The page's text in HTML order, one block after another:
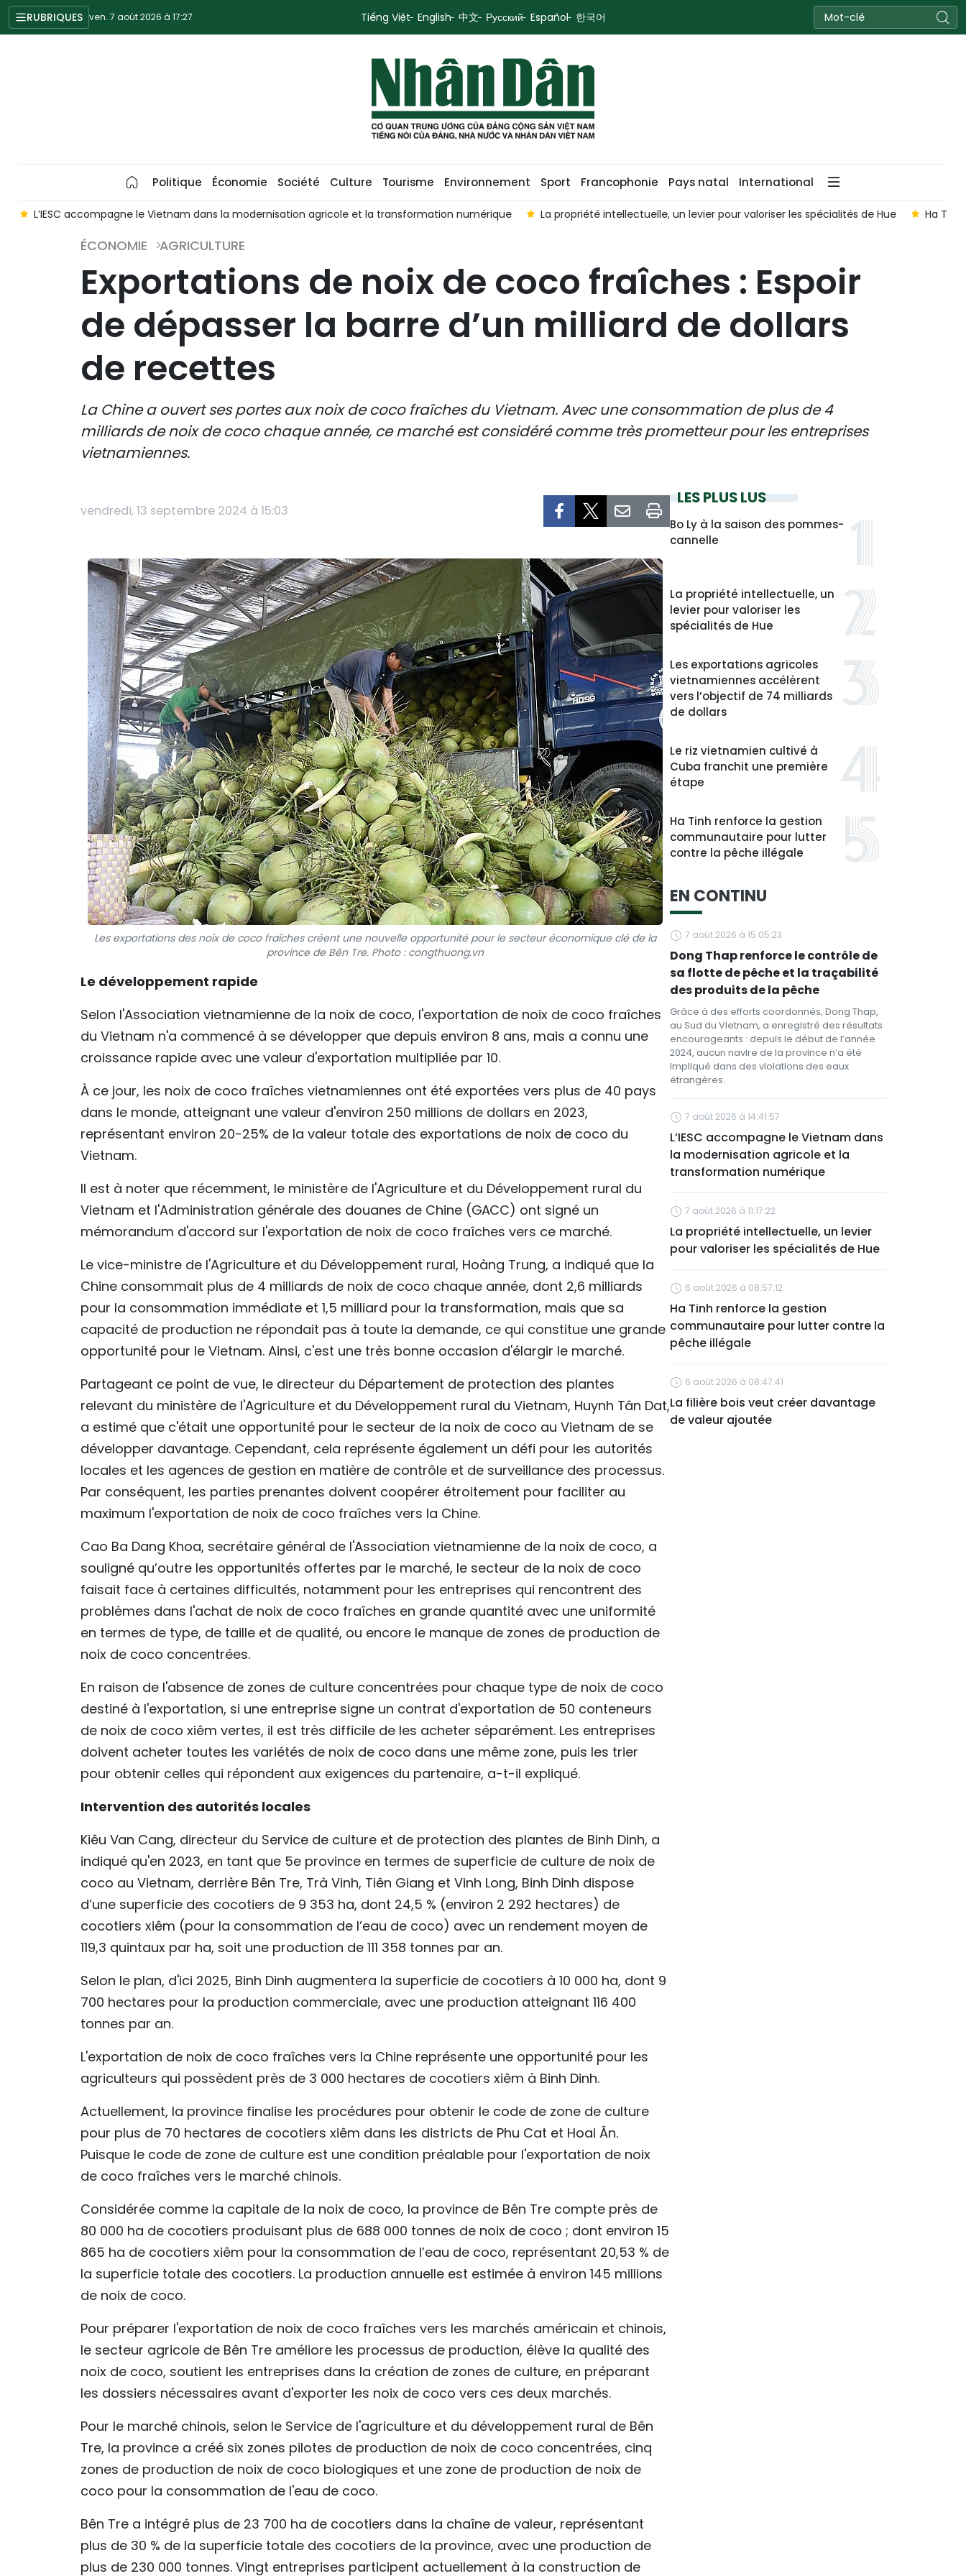
RUBRIQUES ven. 7 août 2026 à 17:27 Tiếng Việt English 中文 Русский Español 한국어
Politique Économie Société Culture Tourisme Environnement Sport Francophonie Pays natal International
L’IESC accompagne le Vietnam dans la modernisation agricole et la transformation numérique La propriété intellectuelle, un levier pour valoriser les spécialités de Hue Ha
ÉCONOMIE AGRICULTURE
Exportations de noix de coco fraîches : Espoir
de dépasser la barre d’un milliard de dollars
de recettes
La Chine a ouvert ses portes aux noix de coco fraîches du Vietnam. Avec une consommation de plus de 4
milliards de noix de coco chaque année, ce marché est considéré comme très prometteur pour les entreprises
vietnamiennes.
vendredi, 13 septembre 2024 à 15:03
Les exportations des noix de coco fraîches créent une nouvelle opportunité pour le secteur économique clé de la
province de Bên Tre. Photo : congthuong.vn
Le développement rapide
Selon l'Association vietnamienne de la noix de coco, l'exportation de noix de coco fraîches
du Vietnam n'a commencé à se développer que depuis environ 8 ans, mais a connu une
croissance rapide avec une valeur d'exportation multipliée par 10.
À ce jour, les noix de coco fraîches vietnamiennes ont été exportées vers plus de 40 pays
dans le monde, atteignant une valeur d'environ 250 millions de dollars en 2023,
représentant environ 20-25% de la valeur totale des exportations de noix de coco du
Vietnam.
Il est à noter que récemment, le ministère de l'Agriculture et du Développement rural du
Vietnam et l'Administration générale des douanes de Chine (GACC) ont signé un
mémorandum d'accord sur l'exportation de noix de coco fraîches vers ce marché.
Le vice-ministre de l'Agriculture et du Développement rural, Hoàng Trung, a indiqué que la
Chine consommait plus de 4 milliards de noix de coco chaque année, dont 2,6 milliards
pour la consommation immédiate et 1,5 milliard pour la transformation, mais que sa
capacité de production ne répondait pas à toute la demande, ce qui constitue une grande
opportunité pour le Vietnam. Ainsi, c'est une très bonne occasion d'élargir le marché.
Partageant ce point de vue, le directeur du Département de protection des plantes
relevant du ministère de l'Agriculture et du Développement rural du Vietnam, Huynh Tân Dat,
a estimé que c'était une opportunité pour le secteur de la noix de coco au Vietnam de se
développer davantage. Cependant, cela représente également un défi pour les autorités
locales et les agences de gestion en matière de contrôle et de surveillance des processus.
Par conséquent, les parties prenantes doivent coopérer étroitement pour faciliter au
maximum l'exportation de noix de coco fraîches vers la Chine.
Cao Ba Dang Khoa, secrétaire général de l'Association vietnamienne de la noix de coco, a
souligné qu’outre les opportunités offertes par le marché, le secteur de la noix de coco
faisait face à certaines difficultés, notamment pour les entreprises qui rencontrent des
problèmes dans l'achat de noix de coco fraîches en grande quantité avec une uniformité
en termes de type, de taille et de qualité, ou encore le manque de zones de production de
noix de coco concentrées.
En raison de l'absence de zones de culture concentrées pour chaque type de noix de coco
destiné à l'exportation, si une entreprise signe un contrat d'exportation de 50 conteneurs
de noix de coco xiêm vertes, il est très difficile de les acheter séparément. Les entreprises
doivent acheter toutes les variétés de noix de coco dans une même zone, puis les trier
pour obtenir celles qui répondent aux exigences du partenaire, a-t-il expliqué.
Intervention des autorités locales
Kiêu Van Cang, directeur du Service de culture et de protection des plantes de Binh Dinh, a
indiqué qu'en 2023, en tant que 5e province en termes de superficie de culture de noix de
coco au Vietnam, derrière Bên Tre, Trà Vinh, Tiên Giang et Vinh Long, Binh Dinh dispose
d’une superficie des cocotiers de 9 353 ha, dont 24,5 % (environ 2 292 hectares) de
cocotiers xiêm (pour la consommation de l’eau de coco) avec un rendement moyen de
119,3 quintaux par ha, soit une production de 111 358 tonnes par an.
Selon le plan, d'ici 2025, Binh Dinh augmentera la superficie de cocotiers à 10 000 ha, dont 9
700 hectares pour la production commerciale, avec une production atteignant 116 400
tonnes par an.
L'exportation de noix de coco fraîches vers la Chine représente une opportunité pour les
agriculteurs qui possèdent près de 3 000 hectares de cocotiers xiêm à Binh Dinh.
Actuellement, la province finalise les procédures pour obtenir le code de zone de culture
pour plus de 70 hectares de cocotiers xiêm dans les districts de Phu Cat et Hoai Ân.
Puisque le code de zone de culture est une condition préalable pour l'exportation de noix
de coco fraîches vers le marché chinois.
Considérée comme la capitale de la noix de coco, la province de Bên Tre compte près de
80 000 ha de cocotiers produisant plus de 688 000 tonnes de noix de coco ; dont environ 15
865 ha de cocotiers xiêm pour la consommation de l’eau de coco, représentant 20,53 % de
la superficie totale des cocotiers. La production annuelle est estimée à environ 145 millions
de noix de coco.
Pour préparer l'exportation de noix de coco fraîches vers les marchés américain et chinois,
le secteur agricole de Bên Tre améliore les processus de production, élève la qualité des
noix de coco, soutient les entreprises dans la création de zones de culture, en préparant
les dossiers nécessaires avant d'exporter les noix de coco vers ces deux marchés.
Pour le marché chinois, selon le Service de l'agriculture et du développement rural de Bên
Tre, la province a créé six zones pilotes de production de noix de coco concentrées, cinq
zones de production de noix de coco biologiques et une zone de production de noix de
coco pour la consommation de l'eau de coco.
Bên Tre a intégré plus de 23 700 ha de cocotiers dans la chaîne de valeur, représentant
plus de 30 % de la superficie totale des cocotiers de la province, avec une production de
plus de 230 000 tonnes. Vingt entreprises participent actuellement à la construction de
LES PLUS LUS
Bo Ly à la saison des pommes-
cannelle
La propriété intellectuelle, un
levier pour valoriser les
spécialités de Hue
Les exportations agricoles
vietnamiennes accélèrent
vers l’objectif de 74 milliards
de dollars
Le riz vietnamien cultivé à
Cuba franchit une première
étape
Ha Tinh renforce la gestion
communautaire pour lutter
contre la pêche illégale
EN CONTINU
7 août 2026 à 15:05:23
Dong Thap renforce le contrôle de
sa flotte de pêche et la traçabilité
des produits de la pêche
Grâce à des efforts coordonnés, Dong Thap,
au Sud du Vietnam, a enregistré des résultats
encourageants : depuis le début de l’année
2024, aucun navire de la province n’a été
impliqué dans des violations des eaux
étrangères.
7 août 2026 à 14:41:57
L’IESC accompagne le Vietnam dans
la modernisation agricole et la
transformation numérique
7 août 2026 à 11:17:22
La propriété intellectuelle, un levier
pour valoriser les spécialités de Hue
6 août 2026 à 08:57:12
Ha Tinh renforce la gestion
communautaire pour lutter contre la
pêche illégale
6 août 2026 à 08:47:41
La filière bois veut créer davantage
de valeur ajoutée